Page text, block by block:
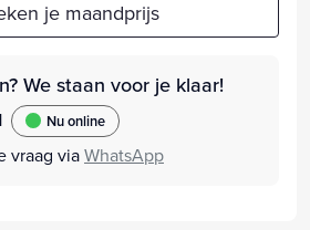
je maandprijs
We staan voor je klaar!
Nu online
vraag viaWhatsApp